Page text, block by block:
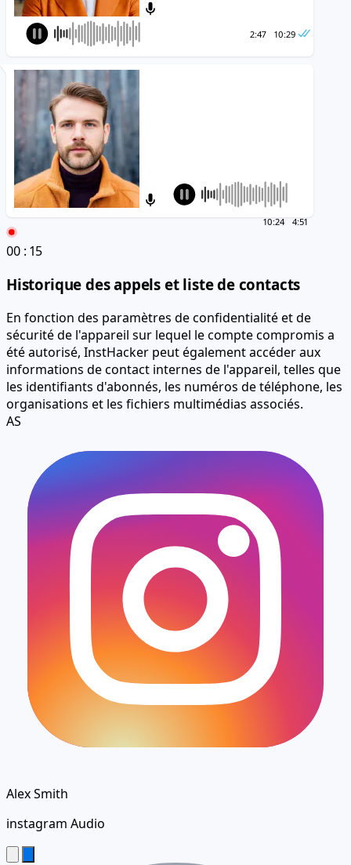
10:29
2:47
4:51
10:24
00 : 16
Historique des appels et liste de contacts
En fonction des paramètres de confidentialité et de
sécurité de l'appareil sur lequel le compte compromis a
été autorisé, InstHacker peut également accéder aux
informations de contact internes de l'appareil, telles que
les identifiants d'abonnés, les numéros de téléphone, les
organisations et les fichiers multimédias associés.
AS
Alex Smith
instagram Audio